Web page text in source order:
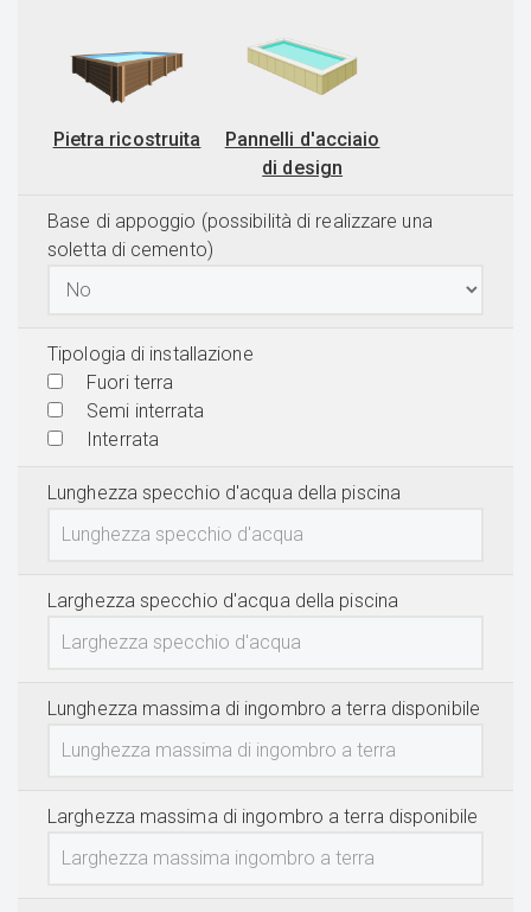
Pietra ricostruita
Pannelli d'acciaio
di design
Base di appoggio (possibilità di realizzare una
soletta di cemento)
Tipologia di installazione
Fuori terra
Semi interrata
Interrata
Lunghezza specchio d'acqua della piscina
Larghezza specchio d'acqua della piscina
Lunghezza massima di ingombro a terra disponibile
Larghezza massima di ingombro a terra disponibile